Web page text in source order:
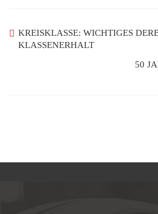
KREISKLASSE: WICHTIGES
KLASSENERHALT
50